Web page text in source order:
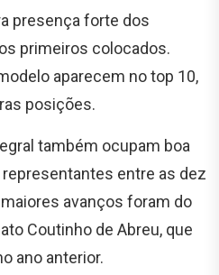
presença forte dos
primeiros colocados.
aparecem no top 10,
posições.
também ocupam boa
entre as dez
avanços foram do
Coutinho de Abreu, que
ano anterior.